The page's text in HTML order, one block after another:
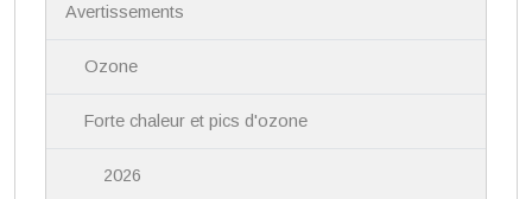
Avertissements
Ozone
Forte chaleur et pics d'ozone
2026